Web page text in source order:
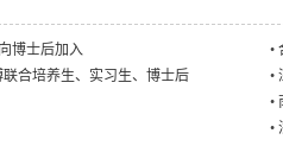
博士后加入 •
合培养生、实习生、博士后 •
•
•